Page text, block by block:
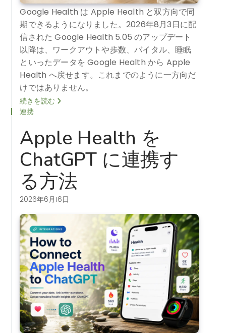
Google Health は Apple Health と双方向で同
期できるようになりました。2026年8月3日に配
信された Google Health 5.05 のアップデート
以降は、ワークアウトや歩数、バイタル、睡眠
といったデータを Google Health から Apple
Health へ戻せます。これまでのように一方向だ
けではありません。
続きを読む
連携
Apple Health を
ChatGPT に連携す
る方法
2026年6月16日